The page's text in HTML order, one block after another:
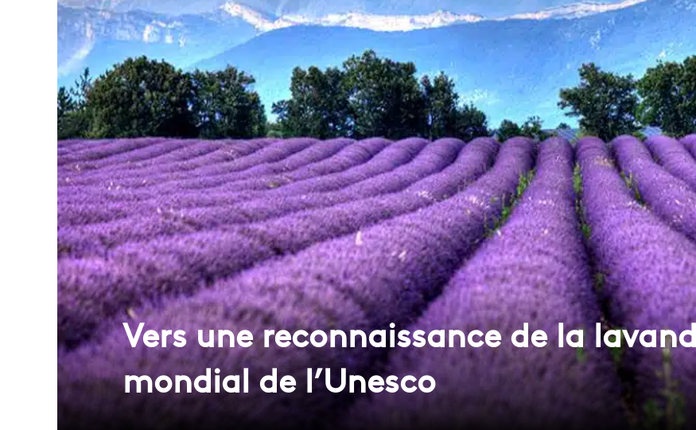
Vers une reconnaissance de la
mondial de l’Unesco